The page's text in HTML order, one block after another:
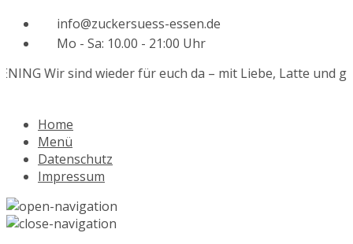
info@zuckersuess-essen.de
Mo - Sa: 10.00 - 21:00 Uhr
Wir sind wieder für euch da – mit Liebe, Latte und
Home
Menü
Datenschutz
Impressum